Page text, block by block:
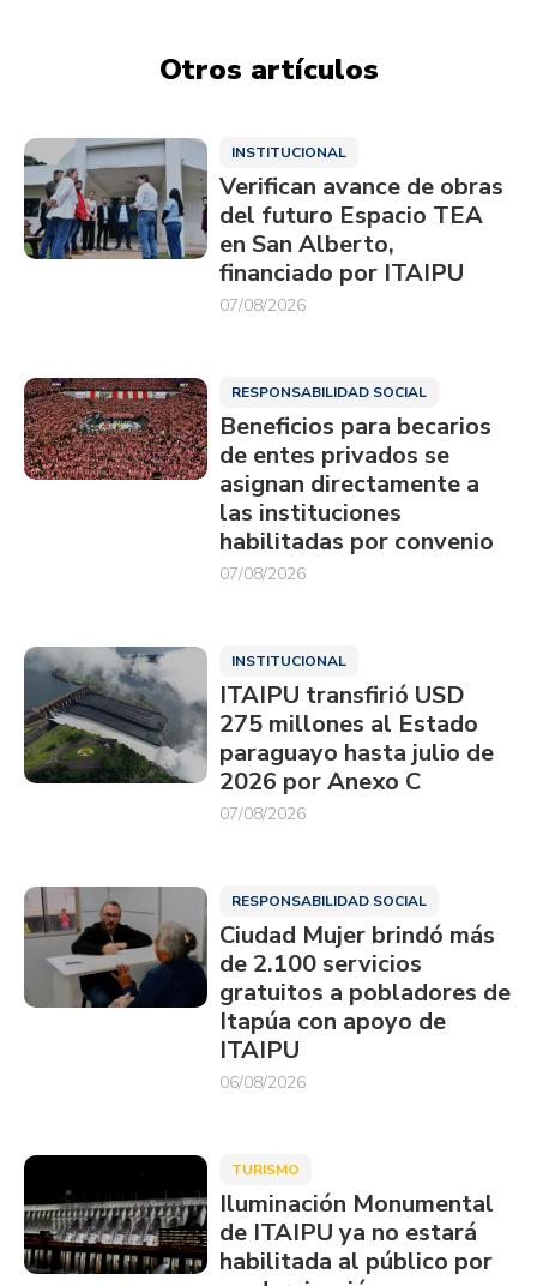
Otros artículos
INSTITUCIONAL
Verifican avance de obras
del futuro Espacio TEA
en San Alberto,
financiado por ITAIPU
07/08/2026
RESPONSABILIDAD SOCIAL
Beneficios para becarios
de entes privados se
asignan directamente a
las instituciones
habilitadas por convenio
07/08/2026
INSTITUCIONAL
ITAIPU transfirió USD
275 millones al Estado
paraguayo hasta julio de
2026 por Anexo C
07/08/2026
RESPONSABILIDAD SOCIAL
Ciudad Mujer brindó más
de 2.100 servicios
gratuitos a pobladores de
Itapúa con apoyo de
ITAIPU
06/08/2026
TURISMO
Iluminación Monumental
de ITAIPU ya no estará
habilitada al público por